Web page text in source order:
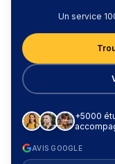
Un service
+5000
AVIS GOOGLE